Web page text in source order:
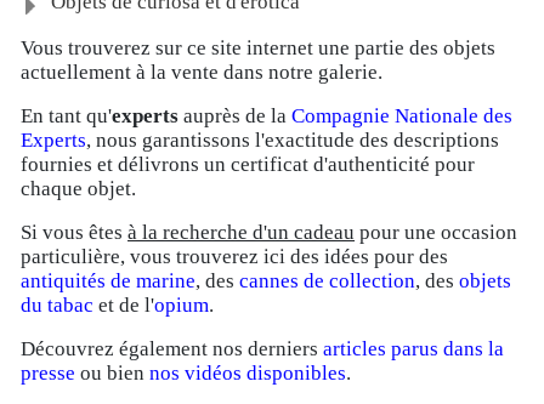
Vous trouverez sur ce site internet une partie des objets
actuellement à la vente dans notre galerie.
En tant qu'experts auprès de laCompagnie Nationale des
Experts, nous garantissons l'exactitude des descriptions
fournies et délivrons un certificat d'authenticité pour
chaque objet.
Si vous êtesà la recherche d'un cadeau pour une occasion
particulière, vous trouverez ici des idées pour des
antiquités de marine, descannes de collection, desobjets
du tabac et de l'opium.
Découvrez également nos derniersarticles parus dans la
presse ou biennos vidéos disponibles.